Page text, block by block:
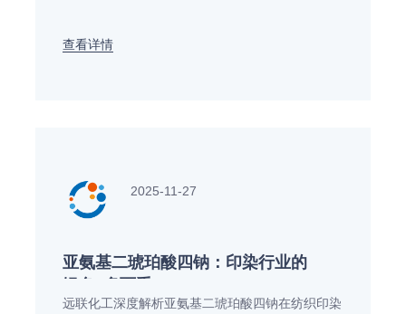
查看详情
2025-11-27
亚氨基二琥珀酸四钠：印染行业的
远联化工深度解析亚氨基二琥珀酸四钠在纺织印染